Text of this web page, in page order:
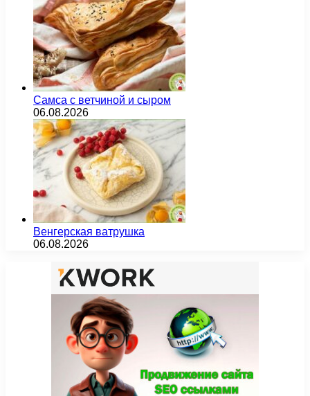
Самса с ветчиной и сыром
06.08.2026
Венгерская ватрушка
06.08.2026